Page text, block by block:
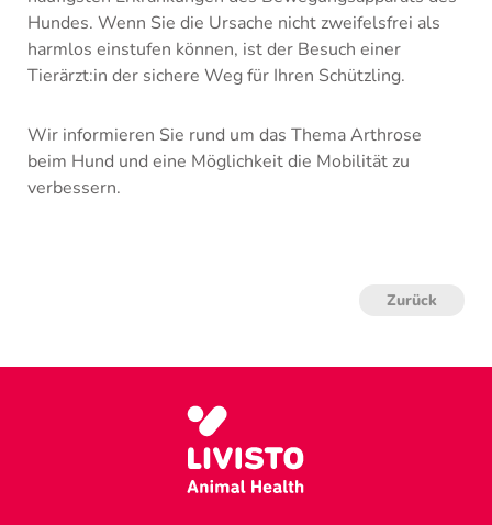
Hundes. Wenn Sie die Ursache nicht zweifelsfrei als
harmlos einstufen können, ist der Besuch einer
Tierärzt:in der sichere Weg für Ihren Schützling.
Wir informieren Sie rund um das Thema Arthrose
beim Hund und eine Möglichkeit die Mobilität zu
verbessern.
Zurück